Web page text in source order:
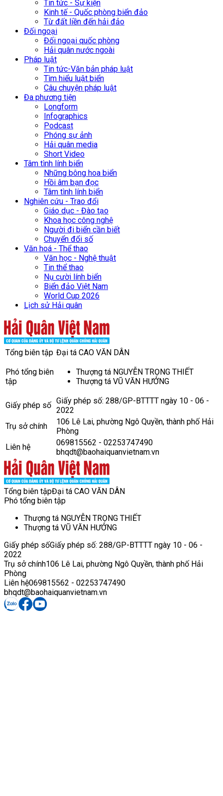
Tin tức - Sự kiện
Kinh tế - Quốc phòng biển đảo
Từ đất liền đến hải đảo
Đối ngoại
Đối ngoại quốc phòng
Hải quân nước ngoài
Pháp luật
Tin tức-Văn bản pháp luật
Tìm hiểu luật biển
Câu chuyện pháp luật
Đa phương tiện
Longform
Infographics
Podcast
Phóng sự ảnh
Hải quân media
Short Video
Tâm tình lính biển
Những bông hoa biển
Hồi âm bạn đọc
Tâm tình lính biển
Nghiên cứu - Trao đổi
Giáo dục - Đào tạo
Khoa học công nghệ
Người đi biển cần biết
Chuyển đổi số
Văn hoá - Thể thao
Văn học - Nghệ thuật
Tin thể thao
Nụ cười lính biển
Biển đảo Việt Nam
World Cup 2026
Lịch sử Hải quân
Tổng biên tập Đại tá CAO VĂN DÂN
Phó tổng biên
tập
Thượng tá NGUYỄN TRỌNG THIẾT
Thượng tá VŨ VĂN HƯỞNG
Giấy phép số Giấy phép số: 288/GP-BTTTT ngày 10 - 06 -
2022
Trụ sở chính
106 Lê Lai, phường Ngô Quyền, thành phố Hải
Phòng
Liên hệ
069815562 - 02253747490
bhqdt@baohaiquanvietnam.vn
Tổng biên tậpĐại tá CAO VĂN DÂN
Phó tổng biên tập
Thượng tá NGUYỄN TRỌNG THIẾT
Thượng tá VŨ VĂN HƯỞNG
Giấy phép sốGiấy phép số: 288/GP-BTTTT ngày 10 - 06 -
2022
Trụ sở chính106 Lê Lai, phường Ngô Quyền, thành phố Hải
Phòng
Liên hệ069815562 - 02253747490
bhqdt@baohaiquanvietnam.vn